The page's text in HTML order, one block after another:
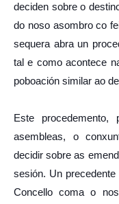
deciden sobre o
do noso asombro co
sequera abra un
tal e como acontece
poboación similar ao
Este
asembleas, o
decidir sobre as
sesión. Un
Concello coma o